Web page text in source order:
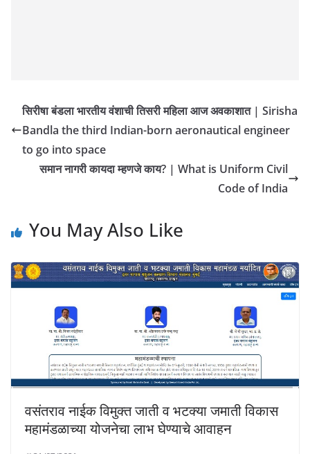
सिरीषा बंडला भारतीय वंशाची तिसरी महिला आज अवकाशात | Sirisha
Bandla the third Indian-born aeronautical engineer
to go into space
समान नागरी कायदा म्हणजे काय? | What is Uniform Civil
Code of India
You May Also Like
वसंतराव नाईक विमुक्त जाती व भटक्या जमाती विकास
महामंडळाच्या योजनेचा लाभ घेण्याचे आवाहन